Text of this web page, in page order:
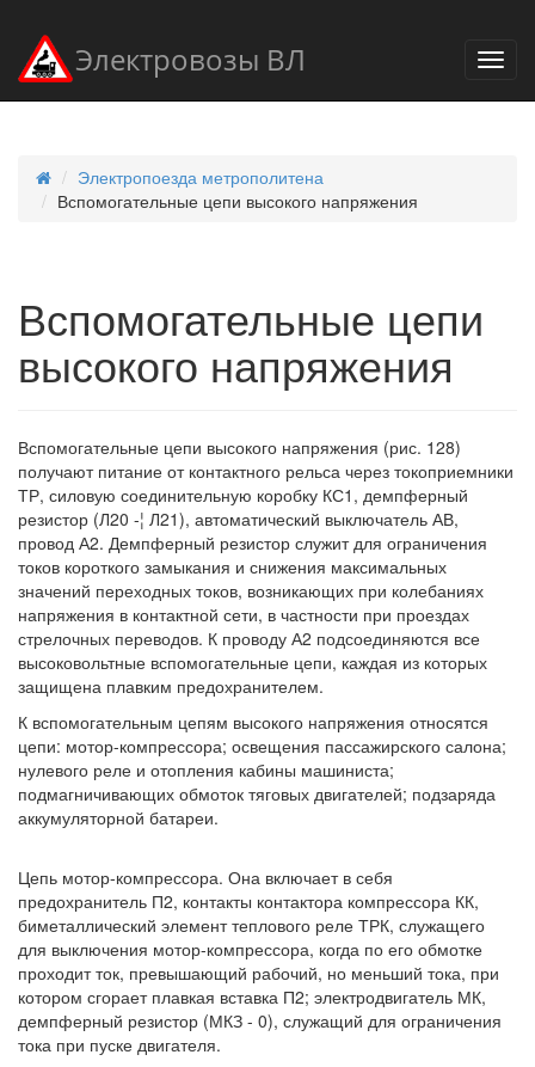
Электровозы ВЛ
Электропоезда метрополитена
Вспомогательные цепи высокого напряжения
Вспомогательные цепи
высокого напряжения
Вспомогательные цепи высокого напряжения (рис. 128)
получают питание от контактного рельса через токоприемники
ТР, силовую соединительную коробку КС1, демпферный
резистор (Л20 -¦ Л21), автоматический выключатель АВ,
провод А2. Демпферный резистор служит для ограничения
токов короткого замыкания и снижения максимальных
значений переходных токов, возникающих при колебаниях
напряжения в контактной сети, в частности при проездах
стрелочных переводов. К проводу А2 подсоединяются все
высоковольтные вспомогательные цепи, каждая из которых
защищена плавким предохранителем.
К вспомогательным цепям высокого напряжения относятся
цепи: мотор-компрессора; освещения пассажирского салона;
нулевого реле и отопления кабины машиниста;
подмагничивающих обмоток тяговых двигателей; подзаряда
аккумуляторной батареи.
Цепь мотор-компрессора. Она включает в себя
предохранитель П2, контакты контактора компрессора КК,
биметаллический элемент теплового реле ТРК, служащего
для выключения мотор-компрессора, когда по его обмотке
проходит ток, превышающий рабочий, но меньший тока, при
котором сгорает плавкая вставка П2; электродвигатель МК,
демпферный резистор (МКЗ - 0), служащий для ограничения
тока при пуске двигателя.